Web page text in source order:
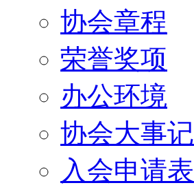
协会章程
荣誉奖项
办公环境
协会大事记
入会申请表